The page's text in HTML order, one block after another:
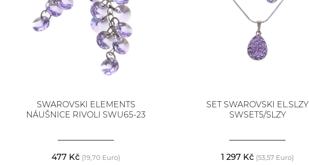
SWAROVSKI ELEMENTS
NÁUŠNICE RIVOLI SWU65-23
477 Kč (19,70 Euro)
SET SWAROVSKI EL.SLZY
SWSET5/SLZY
1 297 Kč (53,57 Euro)